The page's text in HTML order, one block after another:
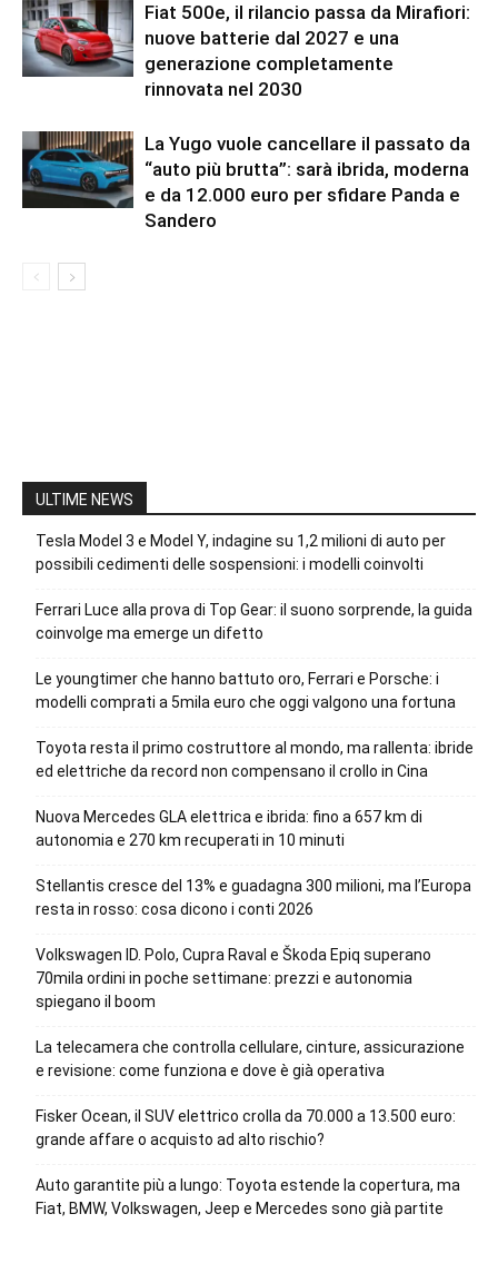
Fiat 500e, il rilancio passa da Mirafiori:
nuove batterie dal 2027 e una
generazione completamente
rinnovata nel 2030
La Yugo vuole cancellare il passato da
“auto più brutta”: sarà ibrida, moderna
e da 12.000 euro per sfidare Panda e
Sandero
ULTIME NEWS
Tesla Model 3 e Model Y, indagine su 1,2 milioni di auto per
possibili cedimenti delle sospensioni: i modelli coinvolti
Ferrari Luce alla prova di Top Gear: il suono sorprende, la guida
coinvolge ma emerge un difetto
Le youngtimer che hanno battuto oro, Ferrari e Porsche: i
modelli comprati a 5mila euro che oggi valgono una fortuna
Toyota resta il primo costruttore al mondo, ma rallenta: ibride
ed elettriche da record non compensano il crollo in Cina
Nuova Mercedes GLA elettrica e ibrida: fino a 657 km di
autonomia e 270 km recuperati in 10 minuti
Stellantis cresce del 13% e guadagna 300 milioni, ma l’Europa
resta in rosso: cosa dicono i conti 2026
Volkswagen ID. Polo, Cupra Raval e Škoda Epiq superano
70mila ordini in poche settimane: prezzi e autonomia
spiegano il boom
La telecamera che controlla cellulare, cinture, assicurazione
e revisione: come funziona e dove è già operativa
Fisker Ocean, il SUV elettrico crolla da 70.000 a 13.500 euro:
grande affare o acquisto ad alto rischio?
Auto garantite più a lungo: Toyota estende la copertura, ma
Fiat, BMW, Volkswagen, Jeep e Mercedes sono già partite